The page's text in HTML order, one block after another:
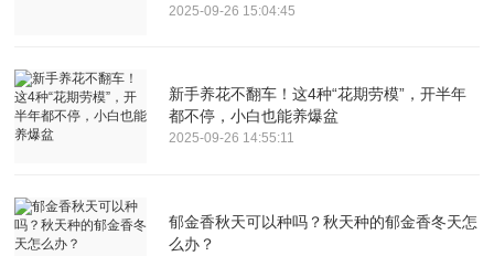
2025-09-26 15:04:45
新手养花不翻车！这4种“花期劳模”，开半年
都不停，小白也能养爆盆
2025-09-26 14:55:11
郁金香秋天可以种吗？秋天种的郁金香冬天怎
么办？